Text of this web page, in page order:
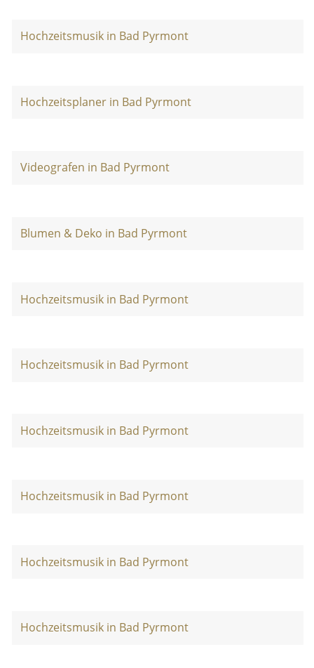
Hochzeitsmusik in Bad Pyrmont
Hochzeitsplaner in Bad Pyrmont
Videografen in Bad Pyrmont
Blumen & Deko in Bad Pyrmont
Hochzeitsmusik in Bad Pyrmont
Hochzeitsmusik in Bad Pyrmont
Hochzeitsmusik in Bad Pyrmont
Hochzeitsmusik in Bad Pyrmont
Hochzeitsmusik in Bad Pyrmont
Hochzeitsmusik in Bad Pyrmont